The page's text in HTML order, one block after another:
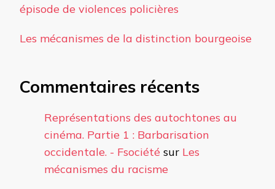
épisode de violences policières
Les mécanismes de la distinction bourgeoise
Commentaires récents
Représentations des autochtones au
cinéma. Partie 1 : Barbarisation
occidentale. - Fsociété sur Les
mécanismes du racisme